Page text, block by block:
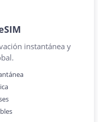
instantánea y